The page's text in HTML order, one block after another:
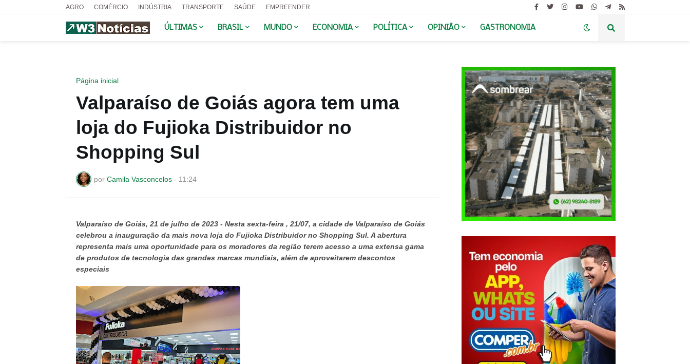
AGRO COMÉRCIO INDÚSTRIA TRANSPORTE SAÚDE EMPREENDER
ÚLTIMAS BRASIL MUNDO ECONOMIA POLÍTICA OPINIÃO GASTRONOMIA
Página inicial
Valparaíso de Goiás agora tem uma
loja do Fujioka Distribuidor no
Shopping Sul
por Camila Vasconcelos - 11:24
Valparaíso de Goiás, 21 de julho de 2023 - Nesta sexta-feira , 21/07, a cidade de Valparaíso de Goiás
celebrou a inauguração da mais nova loja do Fujioka Distribuidor no Shopping Sul. A abertura
representa mais uma oportunidade para os moradores da região terem acesso a uma extensa gama
de produtos de tecnologia das grandes marcas mundiais, além de aproveitarem descontos
especiais